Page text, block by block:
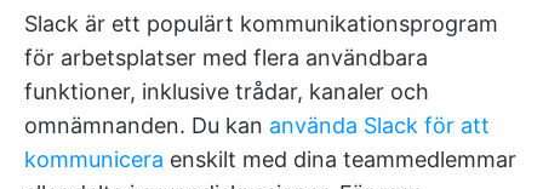
Slack är ett populärt kommunikationsprogram
för arbetsplatser med flera användbara
funktioner, inklusive trådar, kanaler och
omnämnanden. Du kan använda Slack för att
kommunicera enskilt med dina teammedlemmar